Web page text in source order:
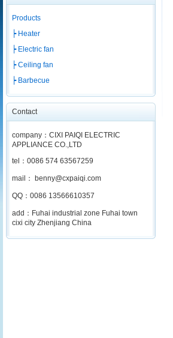
Products
┝ Heater
┝ Electric fan
┝ Ceiling fan
┝ Barbecue
Contact
company：CIXI PAIQI ELECTRIC
APPLIANCE CO.,LTD
tel：0086 574 63567259
mail： benny@cxpaiqi.com
QQ：0086 13566610357
add：Fuhai industrial zone Fuhai town
cixi city Zhenjiang China